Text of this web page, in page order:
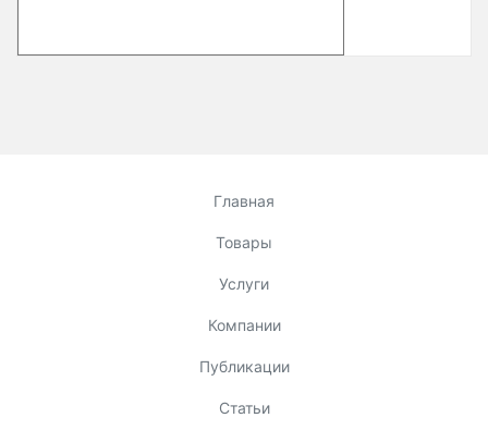
Главная
Товары
Услуги
Компании
Публикации
Статьи